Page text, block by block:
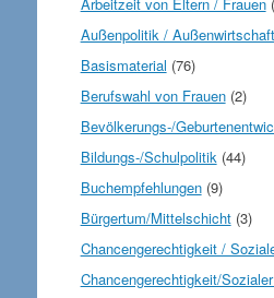
Außenpolitik / Außenwirtschaft
Basismaterial (76)
Berufswahl von Frauen(2)
Bevölkerungs-/
Bildungs-/Schulpolitik(44)
Buchempfehlungen(9)
Bürgertum/Mittelschicht(3)
Chancengerechtigkeit /
Chancengerechtigkeit/